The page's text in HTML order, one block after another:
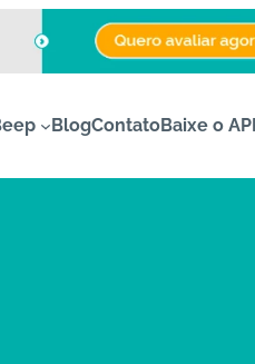
BlogContatoBaixe o